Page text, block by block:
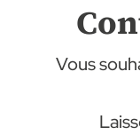
Vous